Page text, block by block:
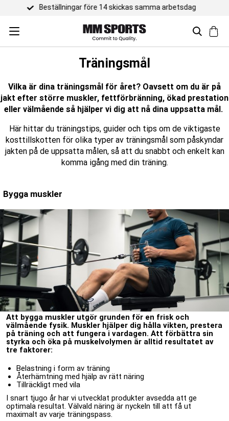
Trustpilot 4,5 / 5
Träningsmål
Vilka är dina träningsmål för året? Oavsett om du är på
jakt efter större muskler, fettförbränning, ökad prestation
eller välmående så hjälper vi dig att nå dina uppsatta mål.
Här hittar du träningstips, guider och tips om de viktigaste
kosttillskotten för olika typer av träningsmål som påskyndar
jakten på de uppsatta målen, så att du snabbt och enkelt kan
komma igång med din träning.
Bygga muskler
Att bygga muskler utgör grunden för en frisk och
välmående fysik. Muskler hjälper dig hålla vikten, prestera
på träning och att fungera i vardagen. Att förbättra sin
styrka och öka på muskelvolymen är alltid resultatet av
tre faktorer:
Belastning i form av träning
Återhämtning med hjälp av rätt näring
Tillräckligt med vila
I snart tjugo år har vi utvecklat produkter avsedda att ge
optimala resultat. Välvald näring är nyckeln till att få ut
maximalt av varje träningspass.